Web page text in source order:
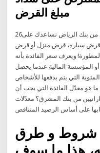
مبلغ القرض
26‏‏/4‏‏/1431 بعد الهجرة حاسبة التمويل من بنك الرياض تساعدك على
قرض سيارة، قرض منزل أو قرض
ويعرف سعر الفائدة بأنه
أو المؤسسة المالية عندما يحصل
التي يتم يدفعها للأشخاص
هو معدّل الفائدة التي يجب أن
من بنك المشرق؟ معدّلات
شروط و طرق